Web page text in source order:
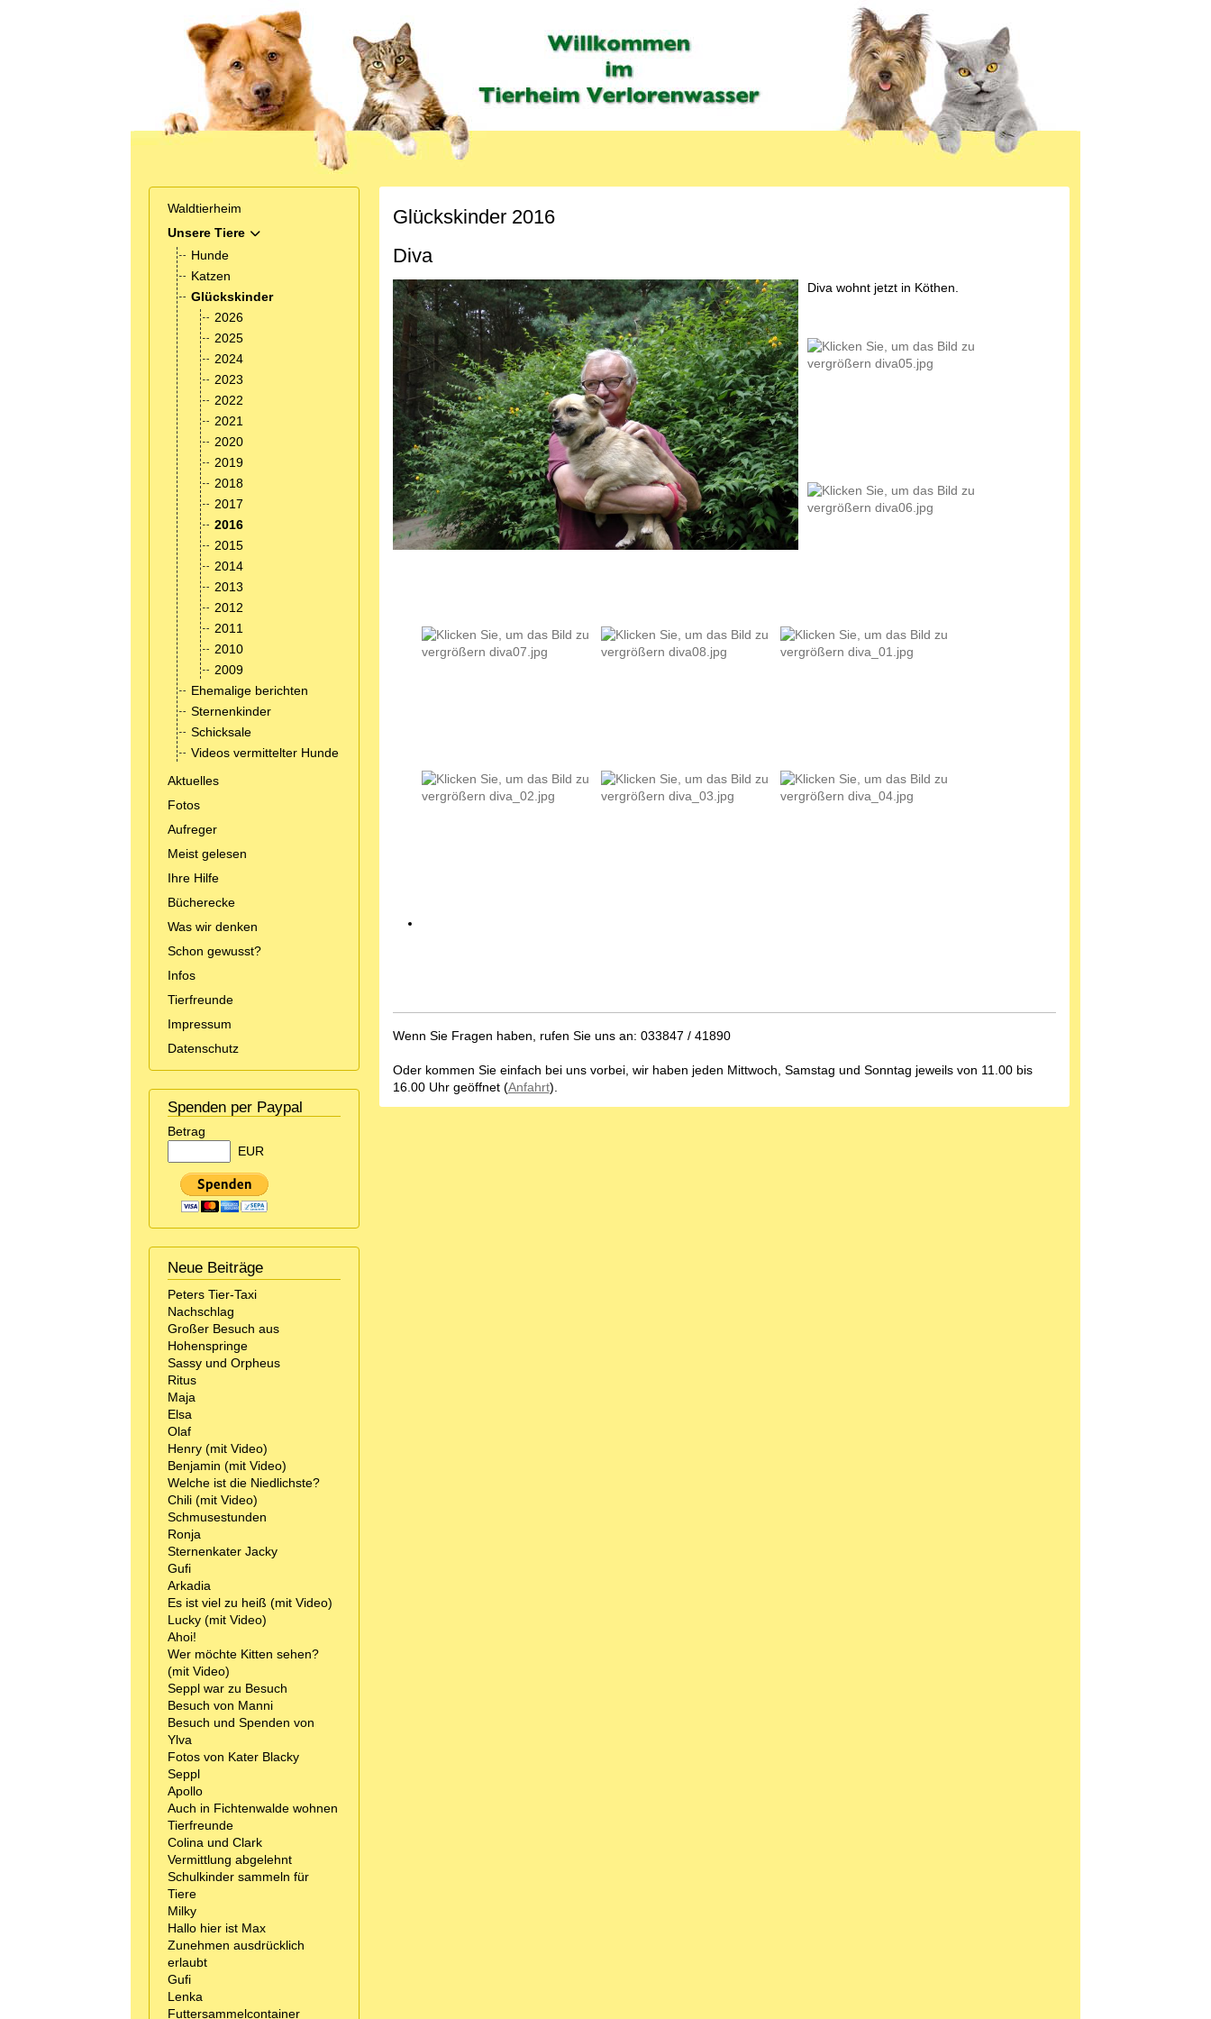
Waldtierheim
Unsere Tiere
MOD_MENU_TOGGLE_SUBMENU_LABEL
Hunde
Katzen
Glückskinder
2026
2025
2024
2023
2022
2021
2020
2019
2018
2017
2016
2015
2014
2013
2012
2011
2010
2009
Ehemalige berichten
Sternenkinder
Schicksale
Videos vermittelter Hunde
Aktuelles
Fotos
Aufreger
Meist gelesen
Ihre Hilfe
Bücherecke
Was wir denken
Schon gewusst?
Infos
Tierfreunde
Impressum
Datenschutz
Spenden per Paypal
Betrag
EUR
Neue Beiträge
Peters Tier-Taxi
Nachschlag
Großer Besuch aus
Hohenspringe
Sassy und Orpheus
Ritus
Maja
Elsa
Olaf
Henry (mit Video)
Benjamin (mit Video)
Welche ist die Niedlichste?
Chili (mit Video)
Schmusestunden
Ronja
Sternenkater Jacky
Gufi
Arkadia
Es ist viel zu heiß (mit Video)
Lucky (mit Video)
Ahoi!
Wer möchte Kitten sehen?
(mit Video)
Seppl war zu Besuch
Besuch von Manni
Besuch und Spenden von
Ylva
Fotos von Kater Blacky
Seppl
Apollo
Auch in Fichtenwalde wohnen
Tierfreunde
Colina und Clark
Vermittlung abgelehnt
Schulkinder sammeln für
Tiere
Milky
Hallo hier ist Max
Zunehmen ausdrücklich
erlaubt
Gufi
Lenka
Futtersammelcontainer
Glückskinder 2016
Diva
Diva wohnt jetzt in Köthen.
Wenn Sie Fragen haben, rufen Sie uns an: 033847 / 41890
Oder kommen Sie einfach bei uns vorbei, wir haben jeden Mittwoch, Samstag und Sonntag jeweils von 11.00 bis
16.00 Uhr geöffnet (Anfahrt).